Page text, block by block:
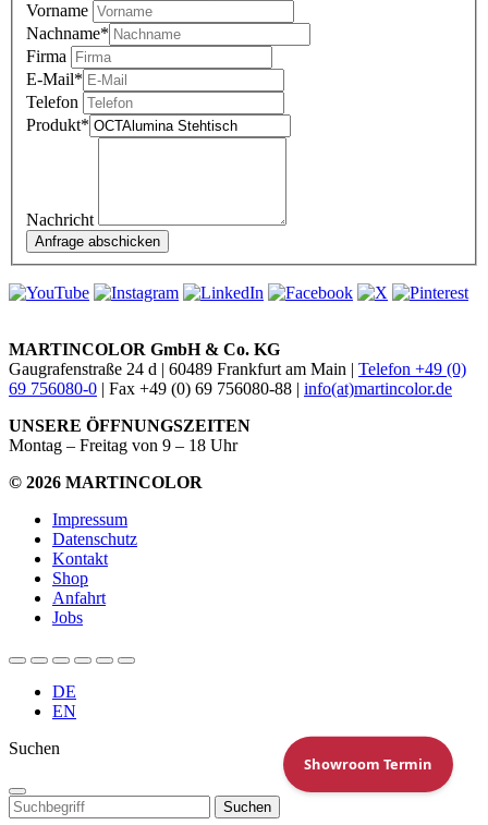
Vorname
Nachname*
Firma
E-Mail*
Telefon
Produkt*
Nachricht
MARTINCOLOR GmbH & Co. KG
Gaugrafenstraße 24 d | 60489 Frankfurt am Main | Telefon +49 (0)
69 756080-0 | Fax +49 (0) 69 756080-88 | info(at)martincolor.de
UNSERE ÖFFNUNGSZEITEN
Montag – Freitag von 9 – 18 Uhr
© 2026 MARTINCOLOR
Impressum
Datenschutz
Kontakt
Shop
Anfahrt
Jobs
DE
EN
Suchen